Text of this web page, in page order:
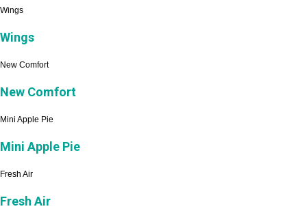
Wings
Wings
New Comfort
New Comfort
Mini Apple Pie
Mini Apple Pie
Fresh Air
Fresh Air